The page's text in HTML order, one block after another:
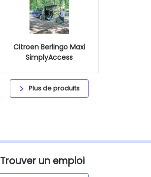
Citroen Berlingo Maxi
SimplyAccess
Plus de produits
Trouver un emploi